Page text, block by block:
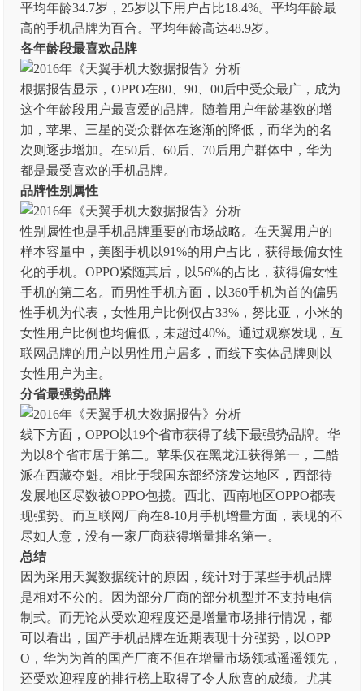
平均年龄34.7岁，25岁以下用户占比18.4%。平均年龄最
高的手机品牌为百合。平均年龄高达48.9岁。
各年龄段最喜欢品牌
根据报告显示，OPPO在80、90、00后中受众最广，成为
这个年龄段用户最喜爱的品牌。随着用户年龄基数的增
加，苹果、三星的受众群体在逐渐的降低，而华为的名
次则逐步增加。在50后、60后、70后用户群体中，华为
都是最受喜欢的手机品牌。
品牌性别属性
性别属性也是手机品牌重要的市场战略。在天翼用户的
样本容量中，美图手机以91%的用户占比，获得最偏女性
化的手机。OPPO紧随其后，以56%的占比，获得偏女性
手机的第二名。而男性手机方面，以360手机为首的偏男
性手机为代表，女性用户比例仅占33%，努比亚，小米的
女性用户比例也均偏低，未超过40%。通过观察发现，互
联网品牌的用户以男性用户居多，而线下实体品牌则以
女性用户为主。
分省最强势品牌
线下方面，OPPO以19个省市获得了线下最强势品牌。华
为以8个省市居于第二。苹果仅在黑龙江获得第一，二酷
派在西藏夺魁。相比于我国东部经济发达地区，西部待
发展地区尽数被OPPO包揽。西北、西南地区OPPO都表
现强势。而互联网厂商在8-10月手机增量方面，表现的不
尽如人意，没有一家厂商获得增量排名第一。
总结
因为采用天翼数据统计的原因，统计对于某些手机品牌
是相对不公的。因为部分厂商的部分机型并不支持电信
制式。而无论从受欢迎程度还是增量市场排行情况，都
可以看出，国产手机品牌在近期表现十分强势，以OPP
O，华为为首的国产厂商不但在增量市场领域遥遥领先，
还受欢迎程度的排行榜上取得了令人欣喜的成绩。尤其